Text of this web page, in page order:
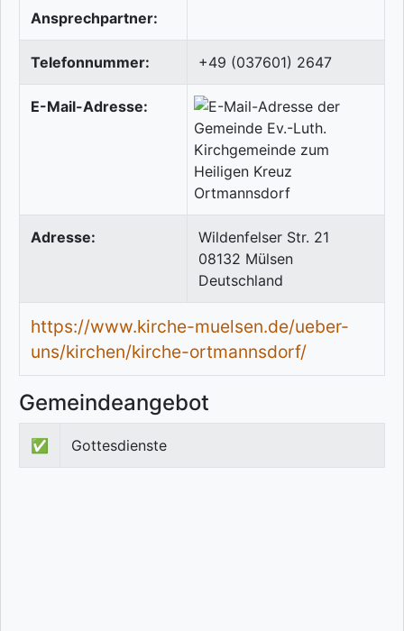
Ansprechpartner:
Telefonnummer: +49 (037601) 2647
E-Mail-Adresse:
Adresse:
Wildenfelser Str. 21
08132 Mülsen
Deutschland
https://www.kirche-muelsen.de/ueber-
uns/kirchen/kirche-ortmannsdorf/
Gemeindeangebot
✅ Gottesdienste